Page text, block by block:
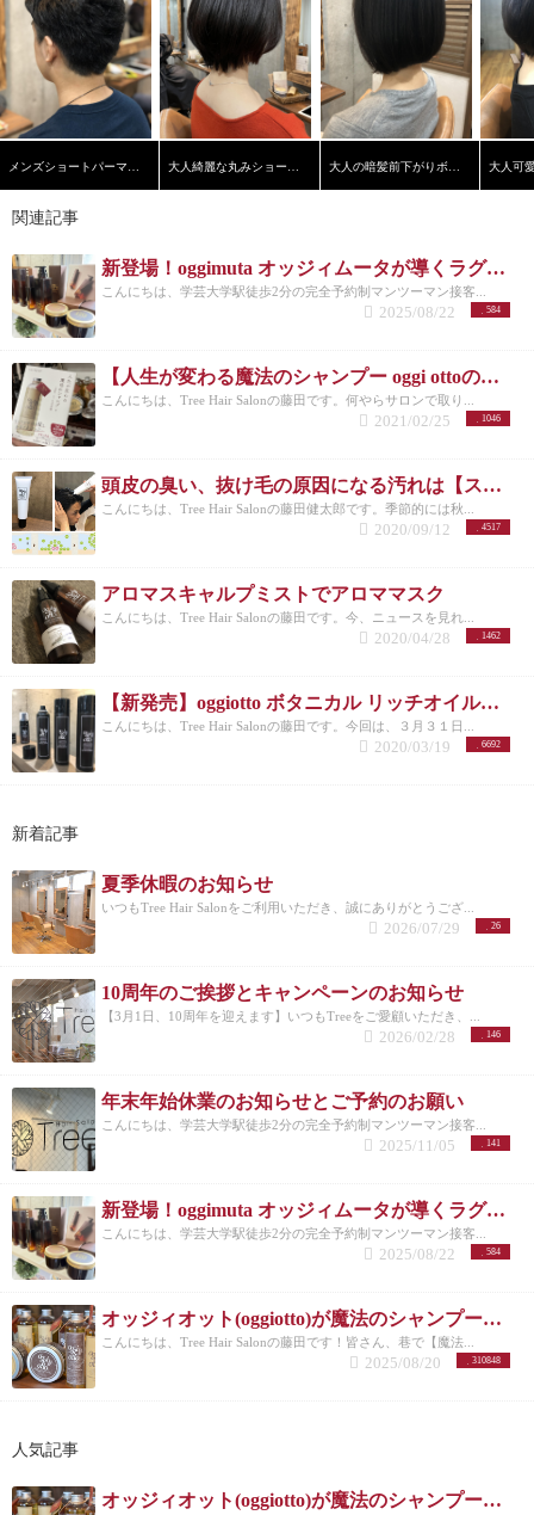
大人の暗髪前下がりボブ【学芸大学】【髪質改善】
関連記事
新登場！oggimuta オッジィムータが導くラグジュアリーな髪の未来
こんにちは、学芸大学駅徒歩2分の完全予約制マンツーマン接客...
584
2025/08/22
【人生が変わる魔法のシャンプー oggi ottoの秘密】発売だってさ！！
こんにちは、Tree Hair Salonの藤田です。何やらサロンで取り...
1046
2021/02/25
頭皮の臭い、抜け毛の原因になる汚れは【スキャルプケアジェル】でリセット！
こんにちは、Tree Hair Salonの藤田健太郎です。季節的には秋...
4517
2020/09/12
アロマスキャルプミストでアロママスク
こんにちは、Tree Hair Salonの藤田です。今、ニュースを見れ...
1462
2020/04/28
【新発売】oggiotto ボタニカル リッチオイルスプレーは髪や肌に使える最強アイテム
こんにちは、Tree Hair Salonの藤田です。今回は、３月３１日...
6692
2020/03/19
新着記事
夏季休暇のお知らせ
いつもTree Hair Salonをご利用いただき、誠にありがとうござ...
26
2026/07/29
10周年のご挨拶とキャンペーンのお知らせ
【3月1日、10周年を迎えます】いつもTreeをご愛顧いただき、...
146
2026/02/28
年末年始休業のお知らせとご予約のお願い
こんにちは、学芸大学駅徒歩2分の完全予約制マンツーマン接客...
141
2025/11/05
新登場！oggimuta オッジィムータが導くラグジュアリーな髪の未来
こんにちは、学芸大学駅徒歩2分の完全予約制マンツーマン接客...
584
2025/08/22
オッジィオット(oggiotto)が魔法のシャンプーと呼ばれる理由！取扱店だからこそ分かる髪質改善力
こんにちは、Tree Hair Salonの藤田です！皆さん、巷で【魔法...
310848
2025/08/20
人気記事
オッジィオット(oggiotto)が魔法のシャンプーと呼ばれる理由！取扱店だからこそ分かる髪質改善力